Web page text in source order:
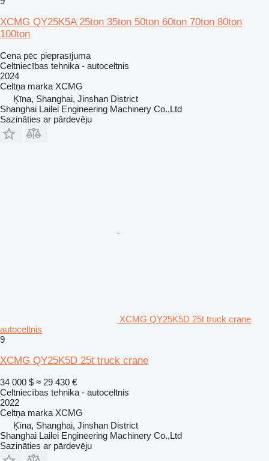
XCMG QY25K5A 25ton 35ton 50ton 60ton 70ton 80ton
100ton
Cena pēc pieprasījuma
Celtniecības tehnika - autoceltnis
2024
Celtņa marka XCMG
Ķīna, Shanghai, Jinshan District
Shanghai Lailei Engineering Machinery Co.,Ltd
Sazināties ar pārdevēju
XCMG QY25K5D 25t truck crane
autoceltnis
9
XCMG QY25K5D 25t truck crane
34 000 $ ≈ 29 430 €
Celtniecības tehnika - autoceltnis
2022
Celtņa marka XCMG
Ķīna, Shanghai, Jinshan District
Shanghai Lailei Engineering Machinery Co.,Ltd
Sazināties ar pārdevēju